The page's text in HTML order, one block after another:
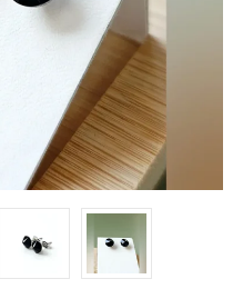
ACCOUNT